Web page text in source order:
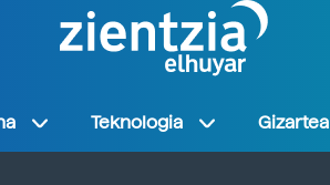
Teknologia Gizartea